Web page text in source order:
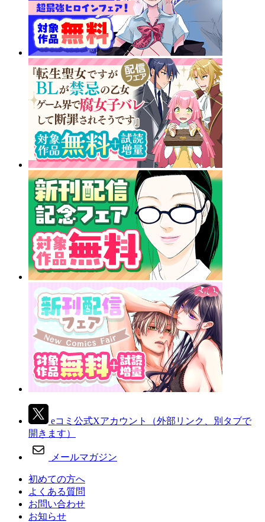
eコミ公式Xアカウント
（外部リンク、別タブで
開きます）
メールマガジン
初めての方へ
よくある質問
お問い合わせ
お知らせ